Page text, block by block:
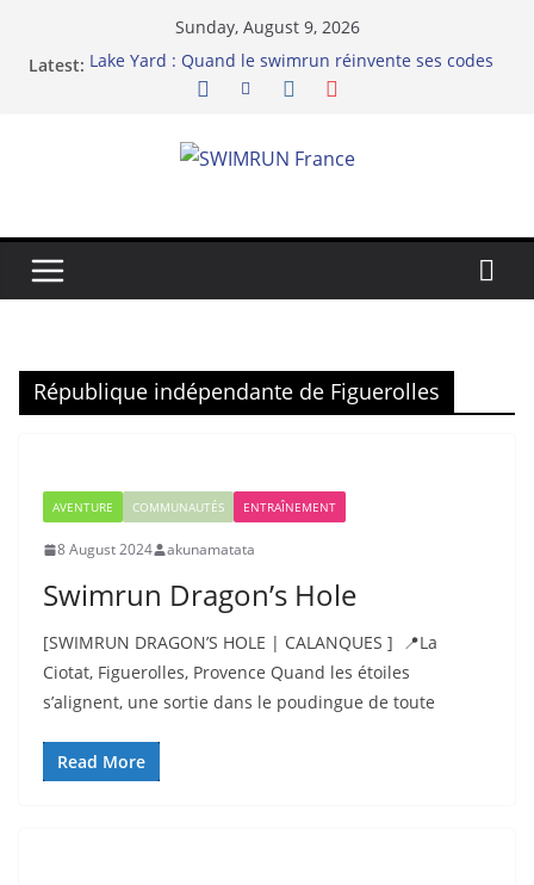
Sunday, August 9, 2026
Latest: Lake Yard : Quand le swimrun réinvente ses codes
au bord du lac de Vaivre
Swimrun Réunion 2025 : Prolongez la Saison
République indépendante de Figuerolles
AVENTURE COMMUNAUTÉS ENTRAÎNEMENT
8 August 2024 akunamatata
Swimrun Dragon’s Hole
[SWIMRUN DRAGON’S HOLE | CALANQUES ] 📍La
Ciotat, Figuerolles, Provence Quand les étoiles
s’alignent, une sortie dans le poudingue de toute
Read More